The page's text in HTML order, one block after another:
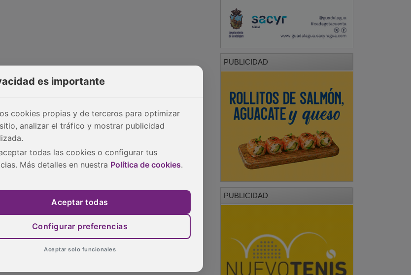
PUBLICIDAD
PUBLICIDAD
es importante
cookies propias y de terceros para optimizar
analizar el tráfico y mostrar publicidad
todas las cookies o configurar tus
Más detalles en nuestra Política de cookies.
Aceptar todas
Configurar preferencias
Aceptar solo funcionales